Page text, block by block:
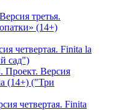
третья.
(14+)
четвертая. Finita la
сад")
Проект. Версия
(14+) ("Три
четвертая. Finita